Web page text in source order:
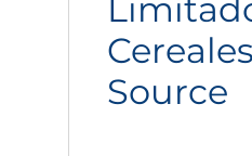
Source